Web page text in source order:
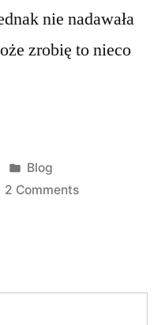
nie nadawała
zrobię to nieco
Posted
in
Blog
2 Commentson